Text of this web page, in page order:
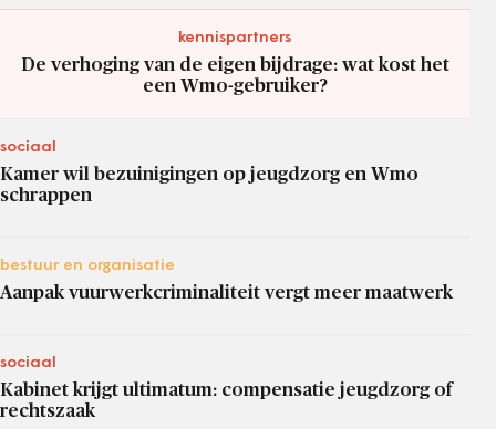
kennispartners
De verhoging van de eigen bijdrage: wat kost het
een Wmo-gebruiker?
sociaal
Kamer wil bezuinigingen op jeugdzorg en Wmo
schrappen
bestuur en organisatie
Aanpak vuurwerkcriminaliteit vergt meer maatwerk
sociaal
Kabinet krijgt ultimatum: compensatie jeugdzorg of
rechtszaak